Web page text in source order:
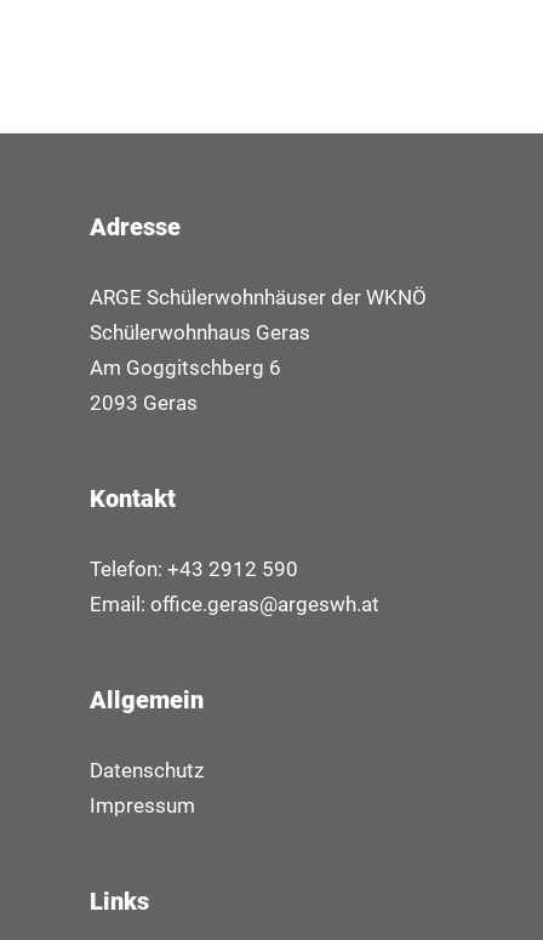
Adresse
ARGE Schülerwohnhäuser der WKNÖ
Schülerwohnhaus Geras
Am Goggitschberg 6
2093 Geras
Kontakt
Telefon: +43 2912 590
Email: office.geras@argeswh.at
Allgemein
Datenschutz
Impressum
Links